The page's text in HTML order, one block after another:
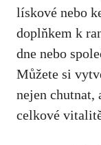
lískové nebo
doplňkem k⁣
dne nebo
Můžete ‌si
nejen chutnat,
⁢celkové